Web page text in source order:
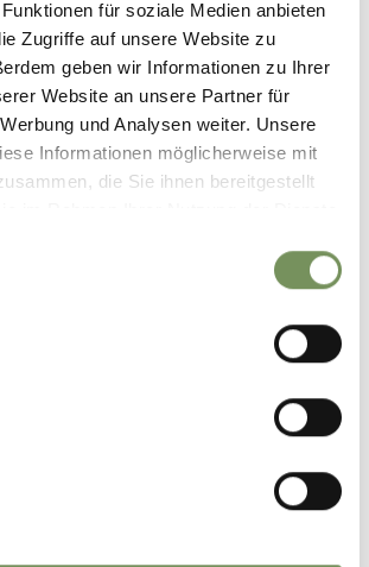
für soziale Medien anbieten
Zugriffe auf unsere Website zu
geben wir Informationen zu Ihrer
Website an unsere Partner für
und Analysen weiter. Unsere
Informationen möglicherweise mit
die Sie ihnen bereitgestellt
der bekanntesten Golfplätze Norditaliens.